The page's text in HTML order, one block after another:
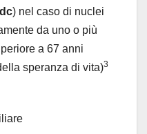
) nel caso di nuclei
da uno o più
a 67 anni
speranza di vita)3